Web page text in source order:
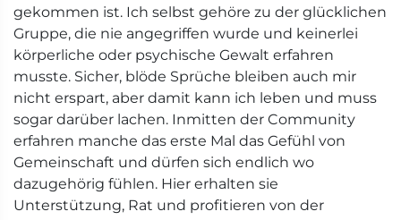
gekommen ist. Ich selbst gehöre zu der glücklichen
Gruppe, die nie angegriffen wurde und keinerlei
körperliche oder psychische Gewalt erfahren
musste. Sicher, blöde Sprüche bleiben auch mir
nicht erspart, aber damit kann ich leben und muss
sogar darüber lachen. Inmitten der Community
erfahren manche das erste Mal das Gefühl von
Gemeinschaft und dürfen sich endlich wo
dazugehörig fühlen. Hier erhalten sie
Unterstützung, Rat und profitieren von der